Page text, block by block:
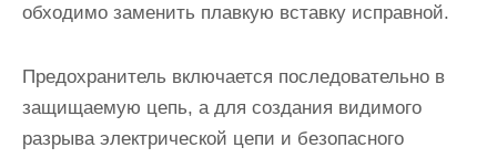
обходимо заменить плавкую вставку исправной.
Предохранитель включается последовательно в
защищаемую цепь, а для создания видимого
разрыва электрической цепи и безо­пасного